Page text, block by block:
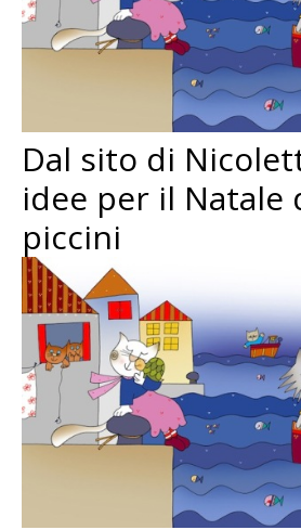
Dal sito di
idee per il Natale
piccini